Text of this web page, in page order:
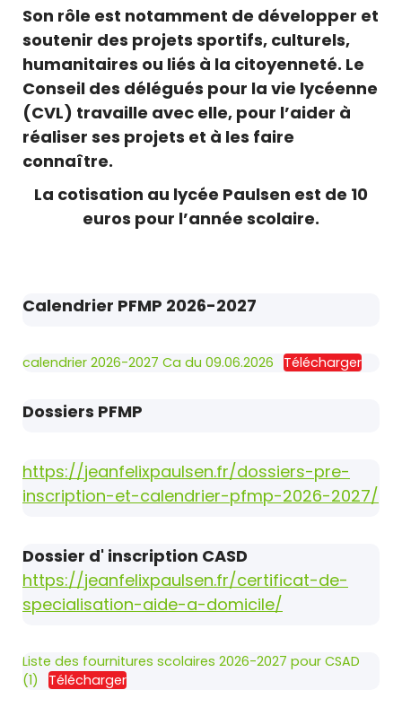
Son rôle est notamment de développer et
soutenir des projets sportifs, culturels,
humanitaires ou liés à la citoyenneté. Le
Conseil des délégués pour la vie lycéenne
(CVL) travaille avec elle, pour l’aider à
réaliser ses projets et à les faire
connaître.
La cotisation au lycée Paulsen est de 10
euros pour l’année scolaire.
Calendrier PFMP 2026-2027
calendrier 2026-2027 Ca du 09.06.2026 Télécharger
Dossiers PFMP
https://jeanfelixpaulsen.fr/dossiers-pre-
inscription-et-calendrier-pfmp-2026-2027/
Dossier d' inscription CASD
https://jeanfelixpaulsen.fr/certificat-de-
specialisation-aide-a-domicile/
Liste des fournitures scolaires 2026-2027 pour CSAD
(1)
Télécharger